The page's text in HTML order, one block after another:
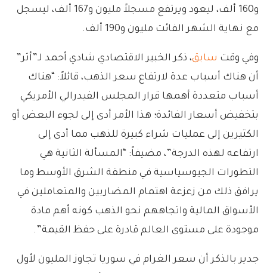
و160 ألف، ليعود ويرتفع مسجلاً مليون و167 ألف، ليسجل
مع نهاية الشهر الفائت مليون و190 ألف.
وفي وقت سابق، ذكر الخبير الاقتصادي شادي أحمد لـ”أثر”
أن هناك أسباب عدة لارتفاع سعر الذهب، قائلاً: “هناك
أسباب متعددة أهمها قرار المجلس الفيدرالي الأمريكي
بتخفيض أسعار الفائدة؛ هذا الأمر أدى إلى لجوء البعض أو
الكثيرين إلى عمليات شراء كبيرة للذهب مما أدى إلى
ارتفاعه لهذه الدرجة”، مضيفاً: “المسألة الثانية هي
التطورات الجيوسياسية في منطقة الشرق الأوسط وما
يرافق ذلك من زعزعة اهتمام المضاربين والمتعاملين في
الأسواق المالية واتجاههم نحو الذهب كونه أهم مادة
موجودة على مستوى العالم قادرة على حفظ القيمة”.
جدير بالذكر أن سعر الغرام في سوريا تجاوز المليون لأول